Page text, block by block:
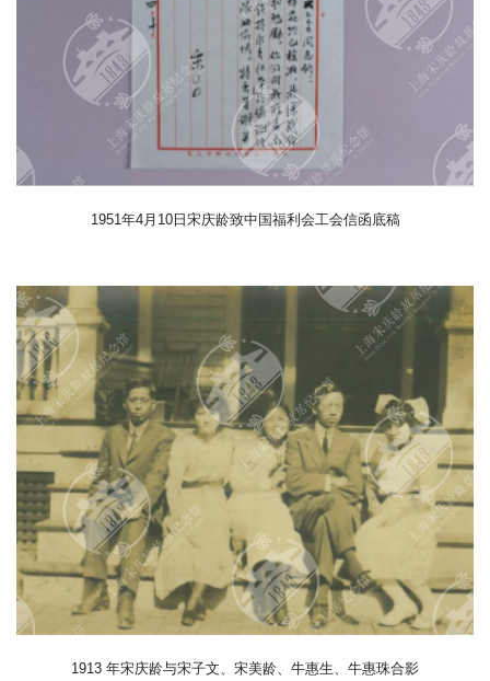
1951年4月10日宋庆龄致中国福利会工会信函底稿
1913 年宋庆龄与宋子文、宋美龄、牛惠生、牛惠珠合影